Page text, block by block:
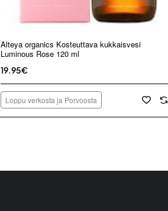
Loppu verkosta ja Porvoosta
Alteya organics Kosteuttava kukkaisvesi
Luminous Rose 120 ml
19.95€
Loppu verkosta ja Porvoosta